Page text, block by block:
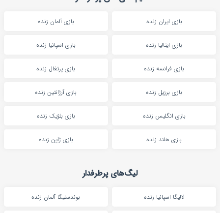
بازی ایران زنده بازی آلمان زنده
بازی ایتالیا زنده بازی اسپانیا زنده
بازی فرانسه زنده بازی پرتغال زنده
بازی برزیل زنده بازی آرژانتین زنده
بازی انگلیس زنده بازی بلژیک زنده
بازی هلند زنده بازی ژاپن زنده
لیگ‌های پرطرفدار
لالیگا اسپانیا زنده بوندسلیگا آلمان زنده